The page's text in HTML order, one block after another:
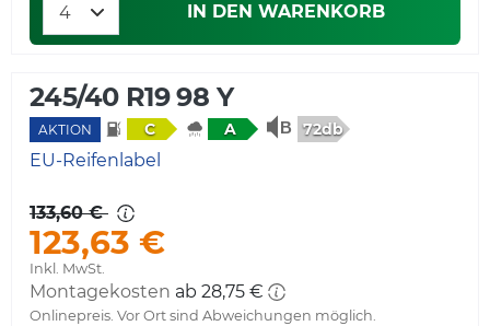
IN DEN WARENKORB
245/40 R19 98 Y
AKTION C A 72db
EU-Reifenlabel
133,60 €
123,63 €
Inkl. MwSt.
Montagekosten ab 28,75 €
Onlinepreis. Vor Ort sind Abweichungen möglich.